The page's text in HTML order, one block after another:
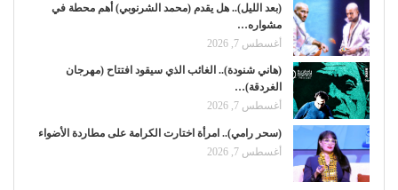
(بعد الليل).. هل يقدم (محمد الشرنوبي) أهم محطة في
مشواره…
أغسطس 7, 2026
(هاني شنودة).. الغائب الذي سيقود افتتاح (مهرجان
الغردقة)…
أغسطس 7, 2026
(سحر رامي).. امرأة اختارت الكرامة على مطاردة الأضواء
أغسطس 7, 2026